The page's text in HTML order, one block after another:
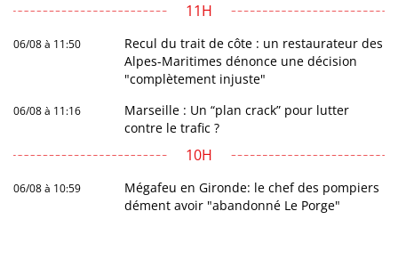
11H
06/08 à 11:50
Recul du trait de côte : un restaurateur des
Alpes-Maritimes dénonce une décision
"complètement injuste"
06/08 à 11:16
Marseille : Un “plan crack” pour lutter
contre le trafic ?
10H
06/08 à 10:59
Mégafeu en Gironde: le chef des pompiers
dément avoir "abandonné Le Porge"